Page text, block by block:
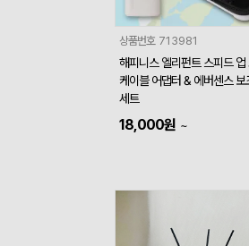
상품번호 713981
해피니스 엘리펀트 스피드 업
케이블 어댑터 & 에버센스 보
세트
18,000원 ~